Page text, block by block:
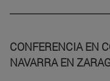
CONFERENCIA EN
NAVARRA EN